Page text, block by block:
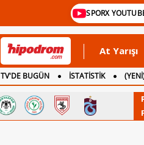
SPORX
At Yarışı
TV'DE BUGÜN İSTATİSTİK